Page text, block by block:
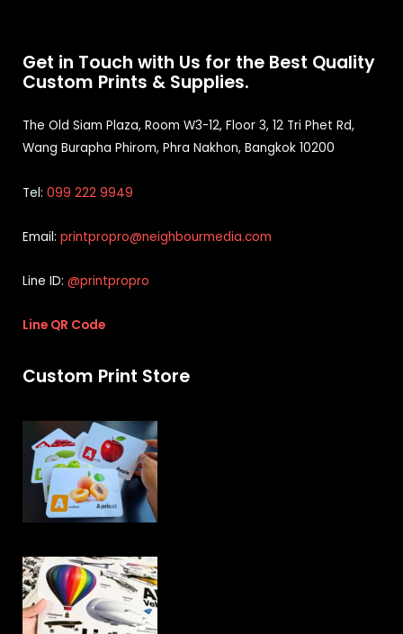
Get in Touch with Us for the Best Quality
Custom Prints & Supplies.
The Old Siam Plaza, Room W3-12, Floor 3, 12 Tri Phet Rd,
Wang Burapha Phirom, Phra Nakhon, Bangkok 10200
Tel: 099 222 9949
Email: printpropro@neighbourmedia.com
Line ID: @printpropro
Line QR Code
Custom Print Store